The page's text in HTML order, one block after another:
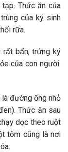
Thức ăn của
của ký sinh
rữa.
rất bẩn, trứng ký
của con người.
là đường ống nhỏ
Thức ăn sau
dọc theo ruột
tôm cũng là nơi